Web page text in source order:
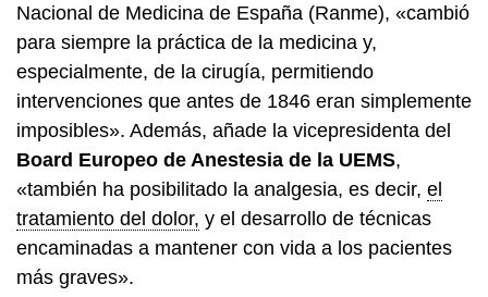
Nacional de Medicina de España (Ranme), «cambió
para siempre la práctica de la medicina y,
especialmente, de la cirugía, permitiendo
intervenciones que antes de 1846 eran simplemente
imposibles». Además, añade la vicepresidenta del
Board Europeo de Anestesia de la UEMS,
«también ha posibilitado la analgesia, es decir, el
tratamiento del dolor, y el desarrollo de técnicas
encaminadas a mantener con vida a los pacientes
más graves».